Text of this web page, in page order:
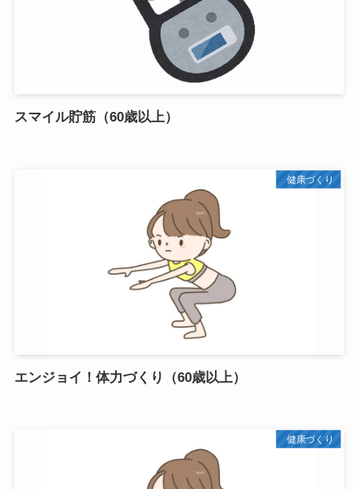
スマイル貯筋（60歳以上）
健康づくり
エンジョイ！体力づくり（60歳以上）
健康づくり